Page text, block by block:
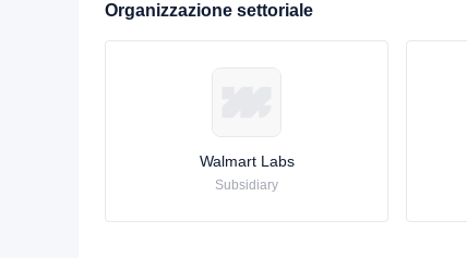
Organizzazione settoriale
Walmart Labs
Subsidiary